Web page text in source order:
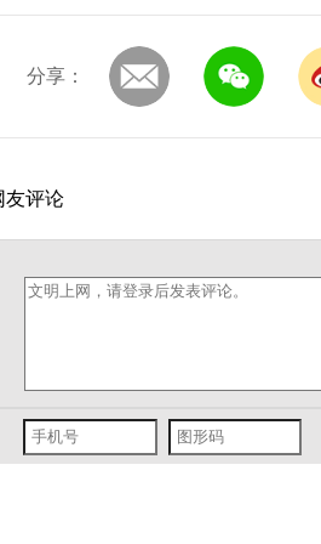
分享：
友评论